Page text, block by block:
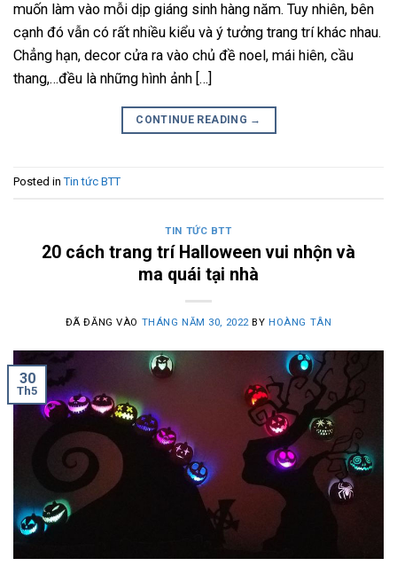
muốn làm vào mỗi dịp giáng sinh hàng năm. Tuy nhiên, bên
cạnh đó vẫn có rất nhiều kiểu và ý tưởng trang trí khác nhau.
Chẳng hạn, decor cửa ra vào chủ đề noel, mái hiên, cầu
thang,…đều là những hình ảnh […]
CONTINUE READING →
Posted inTin tức BTT
TIN TỨC BTT
20 cách trang trí Halloween vui nhộn và
ma quái tại nhà
ĐÃ ĐĂNG VÀO THÁNG NĂM 30, 2022BYHOÀNG TÂN
30
Th5